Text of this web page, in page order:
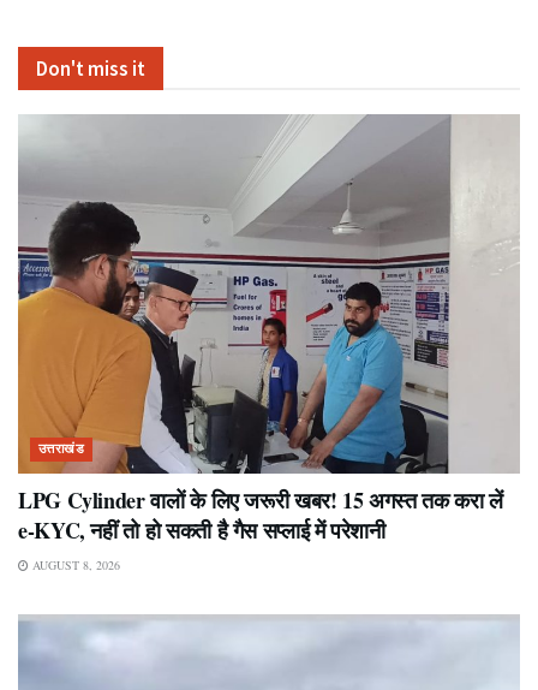
Don't miss it
उत्तराखंड
LPG Cylinder वालों के लिए जरूरी खबर! 15 अगस्त तक करा लें
e-KYC, नहीं तो हो सकती है गैस सप्लाई में परेशानी
AUGUST 8, 2026